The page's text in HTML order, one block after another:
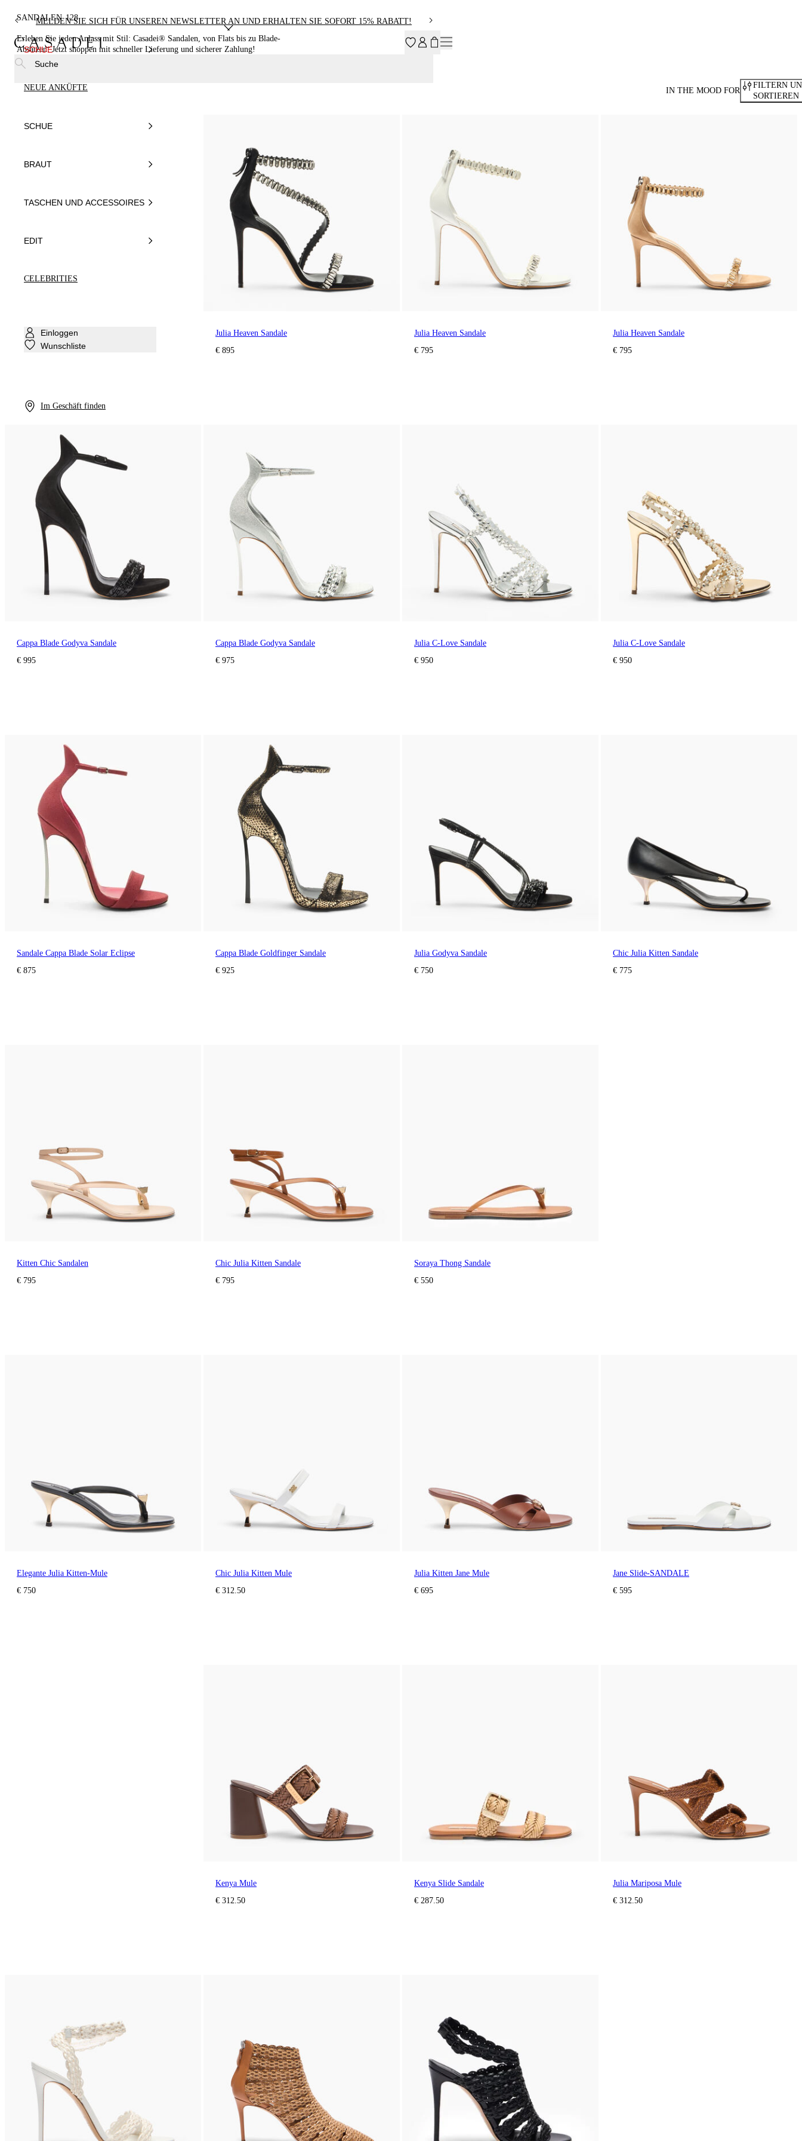
MELDEN SIE SICH FÜR UNSEREN NEWSLETTER AN UND ERHALTEN SIE SOFORT 15% RABATT!
SCHUE
NEUE ANKÜFTE
SCHUE
BRAUT
TASCHEN UND ACCESSOIRES
EDIT
CELEBRITIES
Einloggen
Wunschliste
Im Geschäft finden
Suche
SANDALEN 128
Erleben Sie jeden Anlass mit Stil: Casadei® Sandalen, von Flats bis zu Blade-
Absätzen. Jetzt shoppen mit schneller Lieferung und sicherer Zahlung!
IN THE MOOD FOR
FILTERN
SORTIEREN
Julia Heaven Sandale
€ 895
Julia Heaven Sandale
€ 795
Julia Heaven Sandale
€ 795
Cappa Blade Godyva Sandale
€ 995
Cappa Blade Godyva Sandale
€ 975
Julia C-Love Sandale
€ 950
Julia C-Love Sandale
€ 950
Sandale Cappa Blade Solar Eclipse
€ 875
Cappa Blade Goldfinger Sandale
€ 925
Julia Godyva Sandale
€ 750
Chic Julia Kitten Sandale
€ 775
Kitten Chic Sandalen
€ 795
Chic Julia Kitten Sandale
€ 795
Soraya Thong Sandale
€ 550
Elegante Julia Kitten-Mule
€ 750
Chic Julia Kitten Mule
€ 312.50
Julia Kitten Jane Mule
€ 695
Jane Slide-SANDALE
€ 595
Kenya Mule
€ 312.50
Kenya Slide Sandale
€ 287.50
Julia Mariposa Mule
€ 312.50